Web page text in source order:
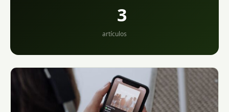
3
artículos